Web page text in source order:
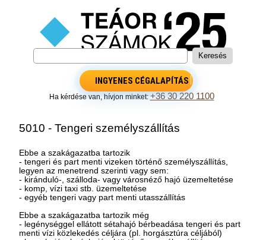
INGYENES CÉGALAPÍTÁS
Ha kérdése van, hívjon minket: +36 30 220 1100
5010 - Tengeri személyszállítás
Ebbe a szakágazatba tartozik
- tengeri és part menti vizeken történő személyszállítás,
legyen az menetrend szerinti vagy sem:
- kiránduló-, szálloda- vagy városnéző hajó üzemeltetése
- komp, vízi taxi stb. üzemeltetése
- egyéb tengeri vagy part menti utasszállítás
Ebbe a szakágazatba tartozik még
- legénységgel ellátott sétahajó bérbeadása tengeri és part
menti vízi közlekedés céljára (pl. horgásztúra céljából)